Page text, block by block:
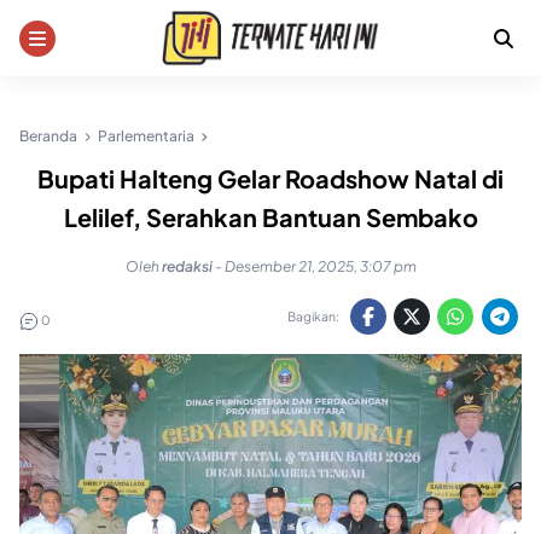
Beranda Parlementaria
Bupati Halteng Gelar Roadshow Natal di
Lelilef, Serahkan Bantuan Sembako
Olehredaksi - Desember 21, 2025, 3:07 pm
0 Bagikan: